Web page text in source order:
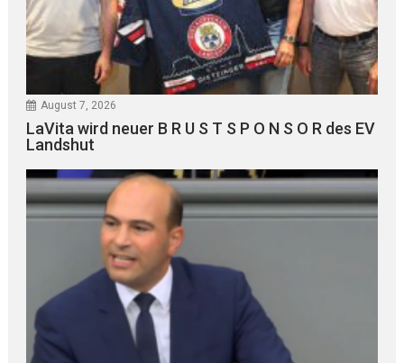
August 7, 2026
LaVita wird neuer B R U S T S P O N S O R des EV
Landshut